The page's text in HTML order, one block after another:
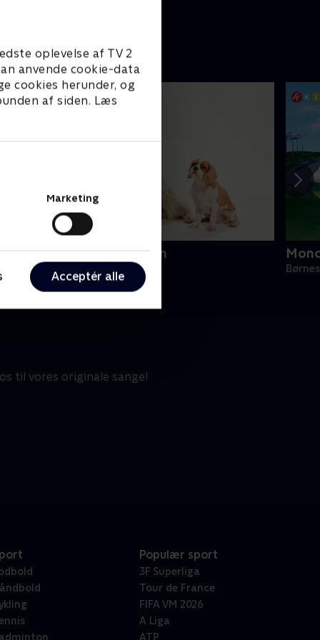
oplevelse af TV 2
anvende cookie-data
cookies herunder, og
af siden. Læs
Marketing
Acceptér alle
vuf - Hundebørnehaven
• 1 sæsoner
til vores originale sange!
Populær sport
3F Superliga
Tour de France
FIFA VM 2026
A Liga
ATP